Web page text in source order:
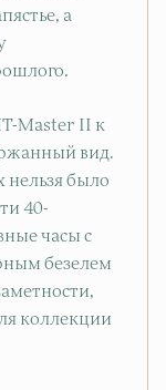
а
Master II к
вид.
было
40-
часы с
безелем
коллекции